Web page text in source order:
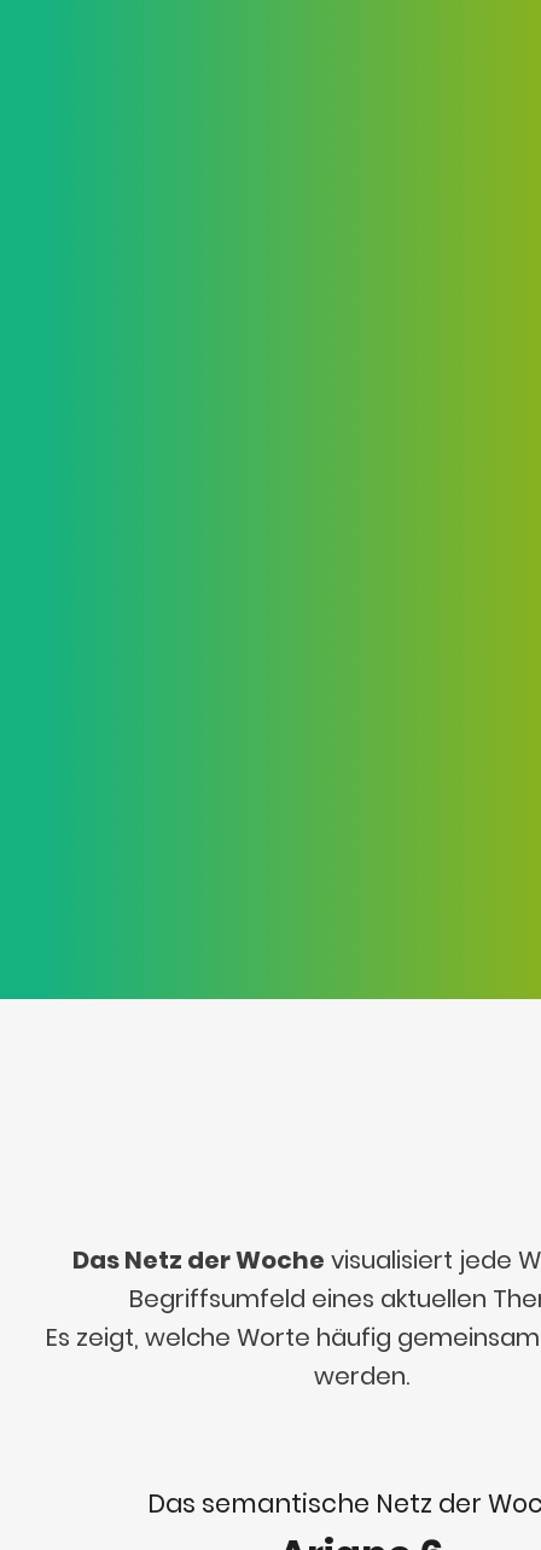
Das Netz der Woche visualisiert jede
Begriffsumfeld eines aktuellen
Es zeigt, welche Worte häufig
werden.
Das semantische Netz der